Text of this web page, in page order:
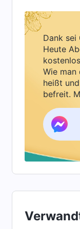
lange, bis
einem
Neffe
etwas
aber sie
zu meiner
Bruder
Irrenhaus
gebracht
Dank sei
Heute
Wie man
heißt
befreit.
Segen